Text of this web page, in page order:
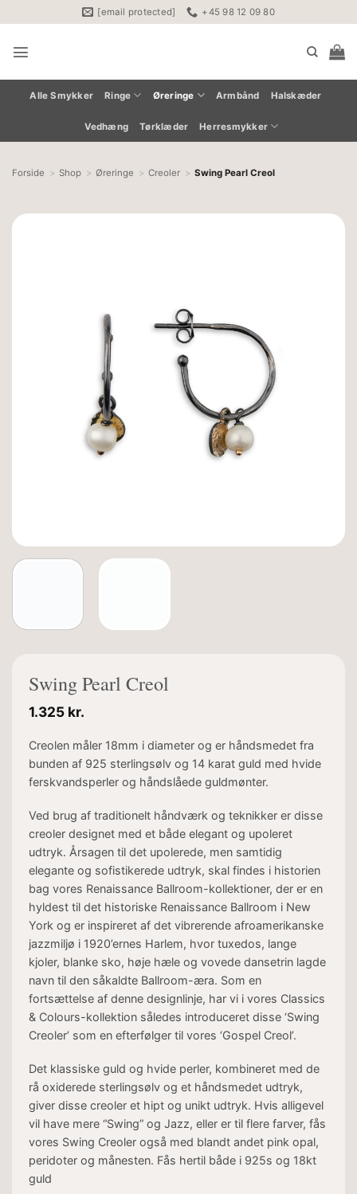
til
indhold
[email protected] +45 98 12 09 80
Alle Smykker Ringe Øreringe Armbånd Halskæder
Vedhæng Tørklæder Herresmykker
Forside Shop Øreringe Creoler Swing Pearl Creol
Swing Pearl Creol
1.325 kr.
Creolen måler 18mm i diameter og er håndsmedet fra
bunden af 925 sterlingsølv og 14 karat guld med hvide
ferskvandsperler og håndslåede guldmønter.
Ved brug af traditionelt håndværk og teknikker er disse
creoler designet med et både elegant og upoleret
udtryk. Årsagen til det upolerede, men samtidig
elegante og sofistikerede udtryk, skal findes i historien
bag vores Renaissance Ballroom-kollektioner, der er en
hyldest til det historiske Renaissance Ballroom i New
York og er inspireret af det vibrerende afroamerikanske
jazzmiljø i 1920’ernes Harlem, hvor tuxedos, lange
kjoler, blanke sko, høje hæle og vovede dansetrin lagde
navn til den såkaldte Ballroom-æra. Som en
fortsættelse af denne designlinje, har vi i vores Classics
& Colours-kollektion således introduceret disse ‘Swing
Creoler’ som en efterfølger til vores ‘Gospel Creol’.
Det klassiske guld og hvide perler, kombineret med de
rå oxiderede sterlingsølv og et håndsmedet udtryk,
giver disse creoler et hipt og unikt udtryk. Hvis alligevel
vil have mere “Swing” og Jazz, eller er til flere farver, fås
vores Swing Creoler også med blandt andet pink opal,
peridoter og månesten. Fås hertil både i 925s og 18kt
guld